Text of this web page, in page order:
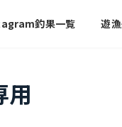
釣果一覧 遊